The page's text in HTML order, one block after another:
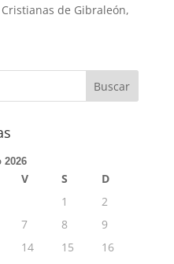
de Gibraleón,
2026
V S
D
1
2
7 8
9
14 15
16